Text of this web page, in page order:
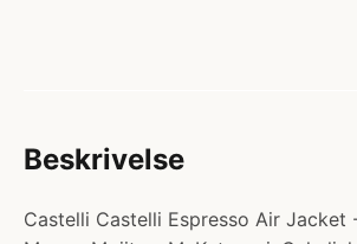
Beskrivelse
Castelli Castelli Espresso Air Jacket